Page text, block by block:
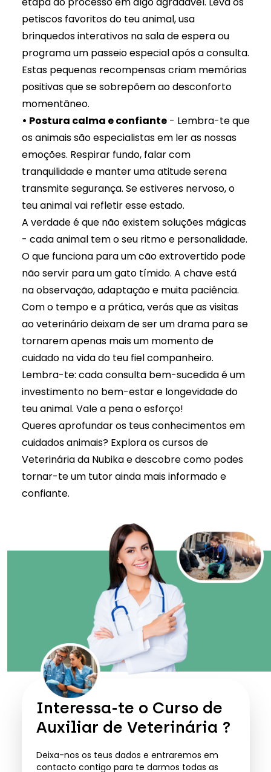
petiscos favoritos do teu animal, usa
brinquedos interativos na sala de espera ou
programa um passeio especial após a consulta.
Estas pequenas recompensas criam memórias
positivas que se sobrepõem ao desconforto
momentâneo.
• Postura calma e confiante- Lembra-te que
os animais são especialistas em ler as nossas
emoções. Respirar fundo, falar com
tranquilidade e manter uma atitude serena
transmite segurança. Se estiveres nervoso, o
teu animal vai refletir esse estado.
A verdade é que não existem soluções mágicas
- cada animal tem o seu ritmo e personalidade.
O que funciona para um cão extrovertido pode
não servir para um gato tímido. A chave está
na observação, adaptação e muita paciência.
Com o tempo e a prática, verás que as visitas
ao veterinário deixam de ser um drama para se
tornarem apenas mais um momento de
cuidado na vida do teu fiel companheiro.
Lembra-te: cada consulta bem-sucedida é um
investimento no bem-estar e longevidade do
teu animal. Vale a pena o esforço!
Queres aprofundar os teus conhecimentos em
cuidados animais? Explora oscursos de
Veterinária da Nubikae descobre como podes
tornar-te um tutor ainda mais informado e
confiante.
Interessa-te o Curso de
Auxiliar de Veterinária ?
Deixa-nos os teus dados e entraremos em
contacto contigo para te darmos todas as